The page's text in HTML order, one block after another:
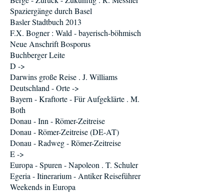
Spaziergänge durch Basel
Basler Stadtbuch 2013
F.X. Bogner : Wald - bayerisch-böhmisch
Neue Anschrift Bosporus
Buchberger Leite
D ->
Darwins große Reise . J. Williams
Deutschland - Orte ->
Bayern - Kraftorte - Für Aufgeklärte . M.
Both
Donau - Inn - Römer-Zeitreise
Donau - Römer-Zeitreise (DE-AT)
Donau - Radweg - Römer-Zeitreise
E ->
Europa - Spuren - Napoleon . T. Schuler
Egeria - Itinerarium - Antiker Reiseführer
Weekends in Europa